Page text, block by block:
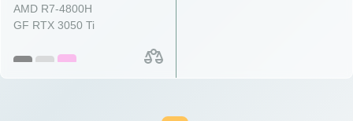
AMD R7-4800H
GF RTX 3050 Ti